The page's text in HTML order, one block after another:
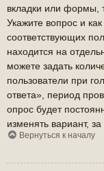
вкладки или формы,
Укажите вопрос и
соответствующих
находится на
можете задать
пользователи при
ответа», период
опрос будет
изменять вариант,
Вернуться к началу